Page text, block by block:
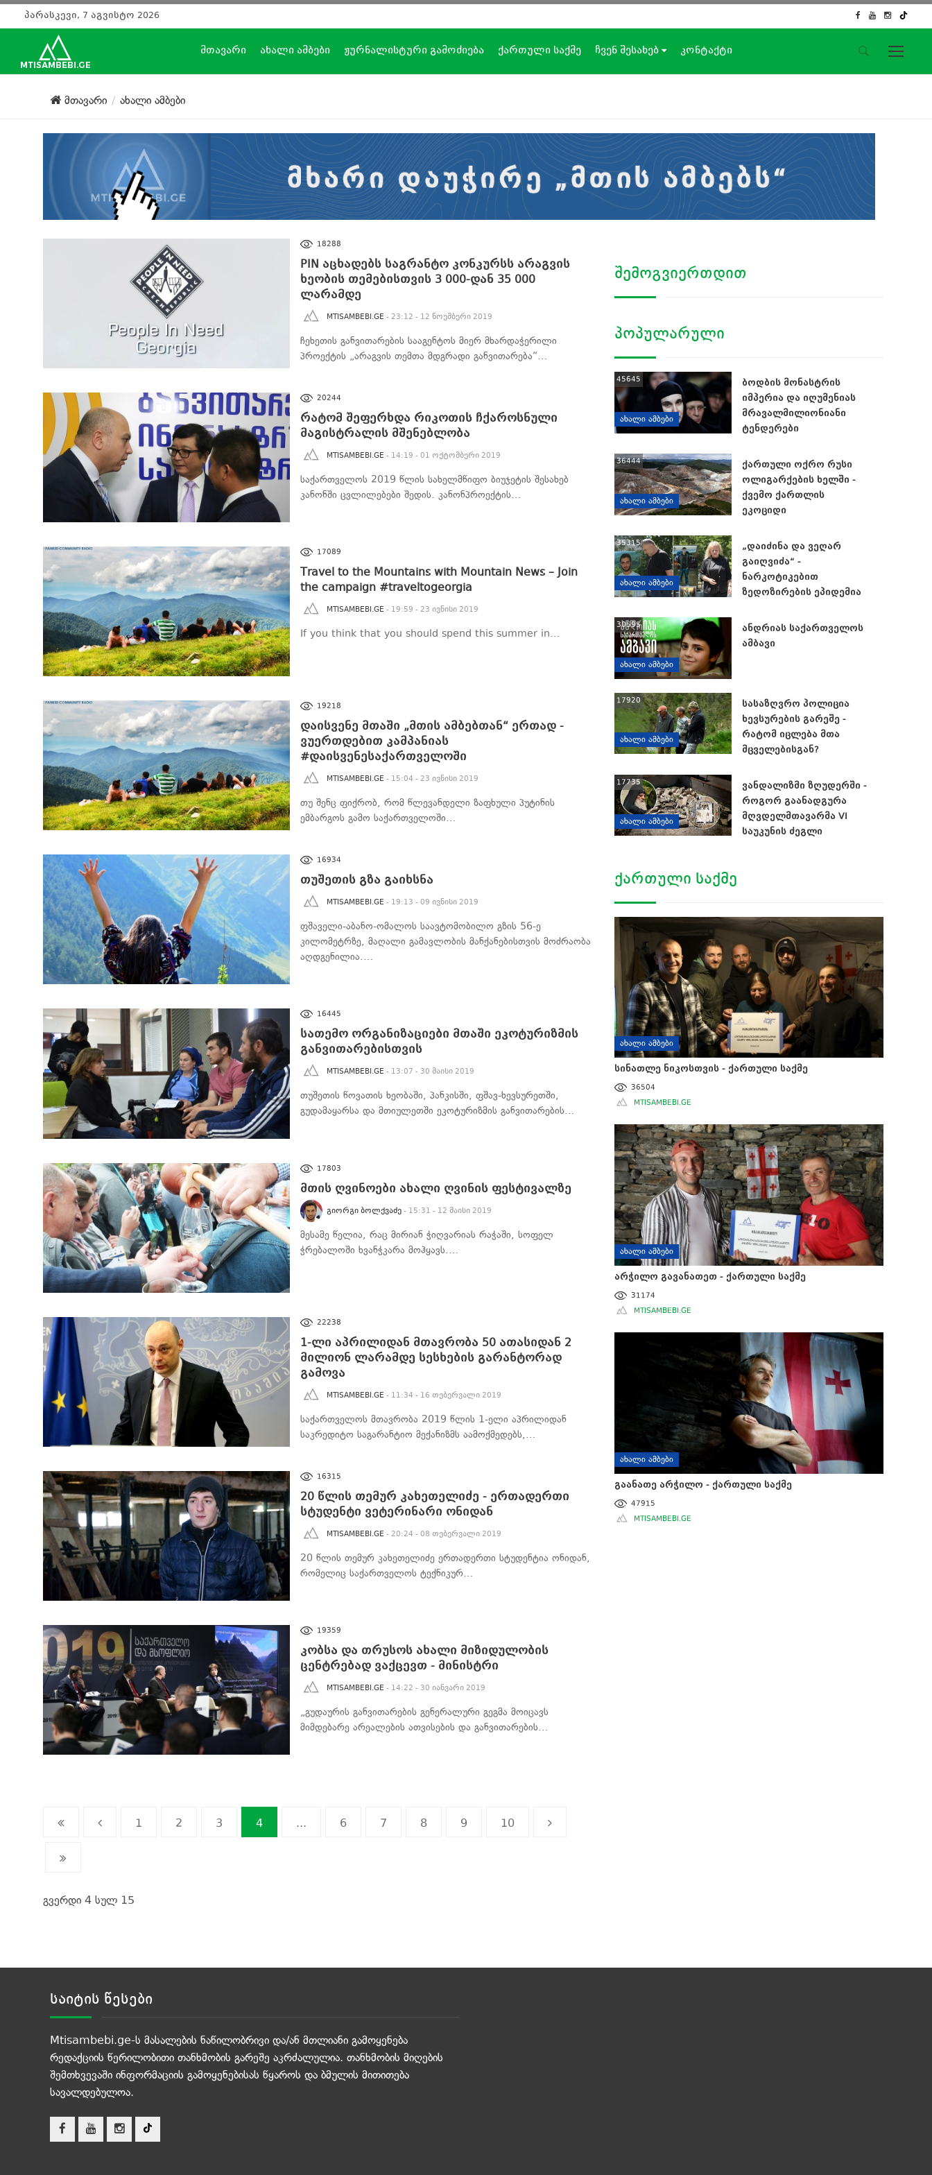
საიტის მენიუ
ჟურნალისტური გამოძიება
ქართული საქმე
ჩვენ შესახებ
კონტაქტი
პარასკევი, 7 აგვისტო 2026
მთავარი ახალი ამბები ჟურნალისტური გამოძიება ქართული საქმე ჩვენ შესახებ კონტაქტი
მთავარი ახალი ამბები
18288
PIN აცხადებს საგრანტო კონკურსს არაგვის
ხეობის თემებისთვის 3 000-დან 35 000
ლარამდე
MTISAMBEBI.GE - 23:12 - 12 ნოემბერი 2019
ჩეხეთის განვითარების სააგენტოს მიერ მხარდაჭერილი
პროექტის „არაგვის თემთა მდგრადი განვითარება“…
20244
რატომ შეფერხდა რიკოთის ჩქაროსნული
მაგისტრალის მშენებლობა
MTISAMBEBI.GE - 14:19 - 01 ოქტომბერი 2019
საქართველოს 2019 წლის სახელმწიფო ბიუჯეტის შესახებ
კანონში ცვლილებები შედის. კანონპროექტის…
17089
Travel to the Mountains with Mountain News – Join
the campaign #traveltogeorgia
MTISAMBEBI.GE - 19:59 - 23 ივნისი 2019
If you think that you should spend this summer in…
19218
დაისვენე მთაში „მთის ამბებთან“ ერთად -
ვუერთდებით კამპანიას
#დაისვენესაქართველოში
MTISAMBEBI.GE - 15:04 - 23 ივნისი 2019
თუ შენც ფიქრობ, რომ წლევანდელი ზაფხული პუტინის
ემბარგოს გამო საქართველოში…
16934
თუშეთის გზა გაიხსნა
MTISAMBEBI.GE - 19:13 - 09 ივნისი 2019
ფშაველი-აბანო-ომალოს საავტომობილო გზის 56-ე
კილომეტრზე, მაღალი გამავლობის მანქანებისთვის მოძრაობა
აღდგენილია.…
16445
სათემო ორგანიზაციები მთაში ეკოტურიზმის
განვითარებისთვის
MTISAMBEBI.GE - 13:07 - 30 მაისი 2019
თუშეთის წოვათის ხეობაში, პანკისში, ფშავ-ხევსურეთში,
გუდამაყარსა და მთიულეთში ეკოტურიზმის განვითარების…
17803
მთის ღვინოები ახალი ღვინის ფესტივალზე
ᲒᲘᲝᲠᲒᲘ ᲑᲝᲚᲥᲕᲐᲫᲔ - 15:31 - 12 მაისი 2019
მესამე წელია, რაც მირიან ჭიღვარიას რაჭაში, სოფელ
ჭრებალოში ხვანჭკარა მოჰყავს.…
22238
1-ლი აპრილიდან მთავრობა 50 ათასიდან 2
მილიონ ლარამდე სესხების გარანტორად
გამოვა
MTISAMBEBI.GE - 11:34 - 16 თებერვალი 2019
საქართველოს მთავრობა 2019 წლის 1-ელი აპრილიდან
საკრედიტო საგარანტიო მექანიზმს აამოქმედებს,…
16315
20 წლის თემურ კახეთელიძე - ერთადერთი
სტუდენტი ვეტერინარი ონიდან
MTISAMBEBI.GE - 20:24 - 08 თებერვალი 2019
20 წლის თემურ კახეთელიძე ერთადერთი სტუდენტია ონიდან,
რომელიც საქართველოს ტექნიკურ…
19359
კობსა და თრუსოს ახალი მიზიდულობის
ცენტრებად ვაქცევთ - მინისტრი
MTISAMBEBI.GE - 14:22 - 30 იანვარი 2019
„გუდაურის განვითარების გენერალური გეგმა მოიცავს
მიმდებარე არეალების ათვისების და განვითარების…
1 2 3 4 ... 6 7 8 9 10
გვერდი 4 სულ 15
ᲨᲔᲛᲝᲒᲕᲘᲔᲠᲗᲓᲘᲗ
ᲞᲝᲞᲣᲚᲐᲠᲣᲚᲘ
ᲐᲮᲐᲚᲘ ᲐᲛᲑᲔᲑᲘ
45645
ბოდბის მონასტრის
იმპერია და იღუმენიას
მრავალმილიონიანი
ტენდერები
ᲐᲮᲐᲚᲘ ᲐᲛᲑᲔᲑᲘ
36444
ქართული ოქრო რუსი
ოლიგარქების ხელში -
ქვემო ქართლის
ეკოციდი
ᲐᲮᲐᲚᲘ ᲐᲛᲑᲔᲑᲘ
35315
„დაიძინა და ვეღარ
გაიღვიძა“ -
ნარკოტიკებით
ზედოზირების ეპიდემია
ᲐᲮᲐᲚᲘ ᲐᲛᲑᲔᲑᲘ
30595
ანდრიას საქართველოს
ამბავი
ᲐᲮᲐᲚᲘ ᲐᲛᲑᲔᲑᲘ
17920
სასაზღვრო პოლიცია
ხევსურების გარეშე -
რატომ იცლება მთა
მცველებისგან?
ᲐᲮᲐᲚᲘ ᲐᲛᲑᲔᲑᲘ
17735
ვანდალიზმი ზღუდერში -
როგორ გაანადგურა
მღვდელმთავარმა VI
საუკუნის ძეგლი
ᲥᲐᲠᲗᲣᲚᲘ ᲡᲐᲥᲛᲔ
ᲐᲮᲐᲚᲘ ᲐᲛᲑᲔᲑᲘ
სინათლე ნიკოსთვის - ქართული საქმე
36504
MTISAMBEBI.GE
ᲐᲮᲐᲚᲘ ᲐᲛᲑᲔᲑᲘ
არჭილო გავანათეთ - ქართული საქმე
31174
MTISAMBEBI.GE
ᲐᲮᲐᲚᲘ ᲐᲛᲑᲔᲑᲘ
გაანათე არჭილო - ქართული საქმე
47915
MTISAMBEBI.GE
საიტის წესები
Mtisambebi.ge-ს მასალების ნაწილობრივი და/ან მთლიანი გამოყენება
რედაქციის წერილობითი თანხმობის გარეშე აკრძალულია. თანხმობის მიღების
შემთხვევაში ინფორმაციის გამოყენებისას წყაროს და ბმულის მითითება
სავალდებულოა.